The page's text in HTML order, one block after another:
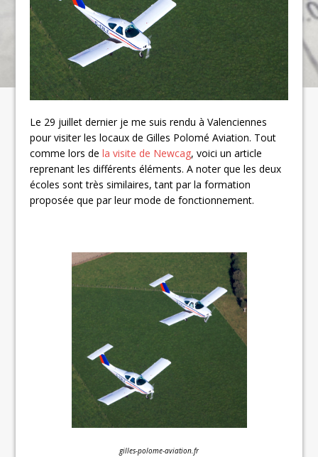
Le 29 juillet dernier je me suis rendu à Valenciennes
pour visiter les locaux de Gilles Polomé Aviation. Tout
comme lors de la visite de Newcag, voici un article
reprenant les différents éléments. A noter que les deux
écoles sont très similaires, tant par la formation
proposée que par leur mode de fonctionnement.
gilles-polome-aviation.fr